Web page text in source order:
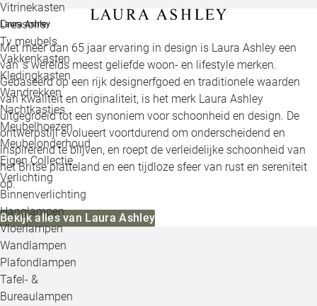
Vitrinekasten
Dressoirs
Tv meubels
Vakkenkasten
Kledingkasten
Wandrekken
Nachtkastjes
Meubelhoezen
Meubelonderhoud
Eigen Collectie
Verlichting
Binnenverlichting
Hanglampen
Vloerlampen
Wandlampen
Plafondlampen
Tafel- &
Bureaulampen
Laura Ashley
Met meer dan 65 jaar ervaring in design is Laura Ashley een
van 's werelds meest geliefde woon- en lifestyle merken.
Gebaseerd op een rijk designerfgoed en traditionele waarden
van kwaliteit en originaliteit, is het merk Laura Ashley
uitgegroeid tot een synoniem voor schoonheid en design. De
ontwerpstijl evolueert voortdurend om onderscheidend en
inspirerend te blijven, en roept de verleidelijke schoonheid van
het Britse platteland en een tijdloze sfeer van rust en sereniteit
op.
Bekijk alles van Laura Ashley